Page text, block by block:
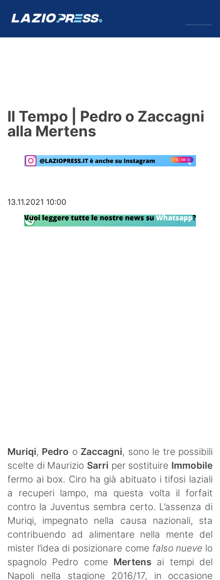
Formello
Primavera
Lazio Women
SHOP LAZIO
Contatti
Il Tempo | Pedro o Zaccagni
alla Mertens
13.11.2021 10:00
Muriqi, Pedro o Zaccagni, sono le tre possibili
scelte di Maurizio Sarri per sostituire Immobile
fermo ai box. Ciro ha già abituato i tifosi laziali
a recuperi lampo, ma questa volta il forfait
contro la Juventus sembra certo. L’assenza di
Muriqi, impegnato nella causa nazionali, sta
contribuendo ad alimentare nella mente del
mister l’idea di posizionare come falso nueve lo
spagnolo Pedro come Mertens ai tempi del
Napoli nella stagione 2016/17, in occasione